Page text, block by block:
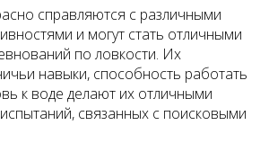
справляются с различными
и могут стать отличными
по ловкости. Их
навыки, способность работать
к воде делают их отличными
связанных с поисковыми